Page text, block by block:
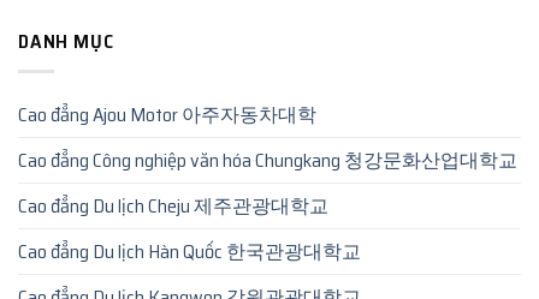
DANH MỤC
Cao đẳng Ajou Motor 아주자동차대학
Cao đẳng Công nghiệp văn hóa Chungkang 청강문화산업대학교
Cao đẳng Du lịch Cheju 제주관광대학교
Cao đẳng Du lịch Hàn Quốc 한국관광대학교